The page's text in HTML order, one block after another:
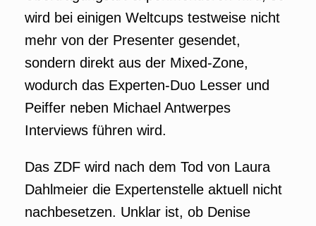
wird bei einigen Weltcups testweise nicht
mehr von der Presenter gesendet,
sondern direkt aus der Mixed-Zone,
wodurch das Experten-Duo Lesser und
Peiffer neben Michael Antwerpes
Interviews führen wird.
Das ZDF wird nach dem Tod von Laura
Dahlmeier die Expertenstelle aktuell nicht
nachbesetzen. Unklar ist, ob Denise